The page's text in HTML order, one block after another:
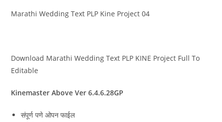
Marathi Wedding Text PLP Kine Project 04
Download Marathi Wedding Text PLP KINE Project Full To
Editable
Kinemaster Above Ver 6.4.6.28GP
संपूर्ण पणे ओपन फाईल